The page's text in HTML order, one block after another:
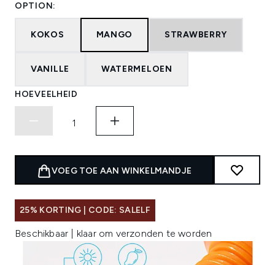
OPTION:
KOKOS MANGO STRAWBERRY
VANILLE WATERMELOEN
HOEVEELHEID
VOEG TOE AAN WINKELMANDJE
25% KORTING | CODE: SALELF
Beschikbaar | klaar om verzonden te worden